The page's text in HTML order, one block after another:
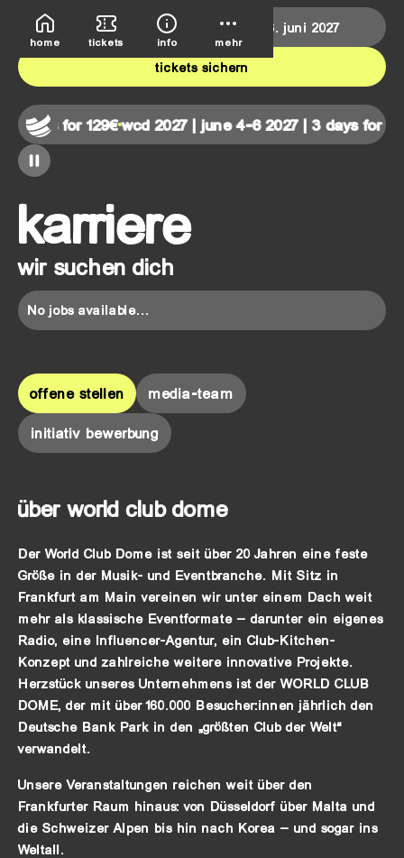
home tickets info mehr
days for 129€ wcd 2027 | june 4-6 2027 | 3 days for
deutsche bank park 4.–6. juni 2027
tickets sichern
karriere
wir suchen dich
No jobs available...
offene stellen media-team
initiativ bewerbung
über world club dome
Der World Club Dome ist seit über 20 Jahren eine feste
Größe in der Musik- und Eventbranche. Mit Sitz in
Frankfurt am Main vereinen wir unter einem Dach weit
mehr als klassische Eventformate – darunter ein eigenes
Radio, eine Influencer-Agentur, ein Club-Kitchen-
Konzept und zahlreiche weitere innovative Projekte.
Herzstück unseres Unternehmens ist der WORLD CLUB
DOME, der mit über 160.000 Besucher:innen jährlich den
Deutsche Bank Park in den „größten Club der Welt“
verwandelt.
Unsere Veranstaltungen reichen weit über den
Frankfurter Raum hinaus: von Düsseldorf über Malta und
die Schweizer Alpen bis hin nach Korea – und sogar ins
Weltall.